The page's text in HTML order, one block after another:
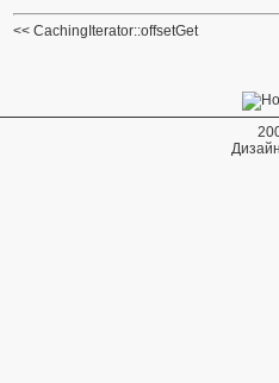
CachingIterator::offsetGet